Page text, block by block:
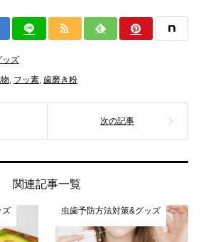
ッズ
, フッ素, 歯磨き粉
関連記事一覧
ズ 虫歯予防方法対策&グッズ